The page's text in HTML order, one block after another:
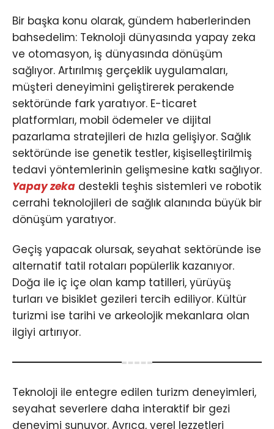
Bir başka konu olarak, gündem haberlerinden
bahsedelim: Teknoloji dünyasında yapay zeka
ve otomasyon, iş dünyasında dönüşüm
sağlıyor. Artırılmış gerçeklik uygulamaları,
müşteri deneyimini geliştirerek perakende
sektöründe fark yaratıyor. E-ticaret
platformları, mobil ödemeler ve dijital
pazarlama stratejileri de hızla gelişiyor. Sağlık
sektöründe ise genetik testler, kişiselleştirilmiş
tedavi yöntemlerinin gelişmesine katkı sağlıyor.
Yapay zeka destekli teşhis sistemleri ve robotik
cerrahi teknolojileri de sağlık alanında büyük bir
dönüşüm yaratıyor.
Geçiş yapacak olursak, seyahat sektöründe ise
alternatif tatil rotaları popülerlik kazanıyor.
Doğa ile iç içe olan kamp tatilleri, yürüyüş
turları ve bisiklet gezileri tercih ediliyor. Kültür
turizmi ise tarihi ve arkeolojik mekanlara olan
ilgiyi artırıyor.
Teknoloji ile entegre edilen turizm deneyimleri,
seyahat severlere daha interaktif bir gezi
deneyimi sunuyor. Ayrıca, yerel lezzetleri